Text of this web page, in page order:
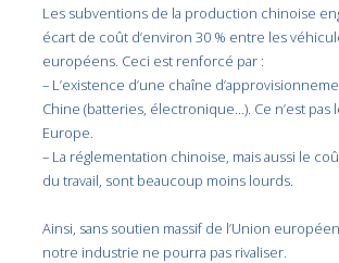
Les subventions de la production chinoise
écart de coût d’environ 30 % entre les
européens. Ceci est renforcé par :
– L’existence d’une chaîne
Chine (batteries, électronique…). Ce n’est pas
Europe.
– La réglementation chinoise, mais aussi le
du travail, sont beaucoup moins lourds.
Ainsi, sans soutien massif de l’Union
notre industrie ne pourra pas rivaliser.